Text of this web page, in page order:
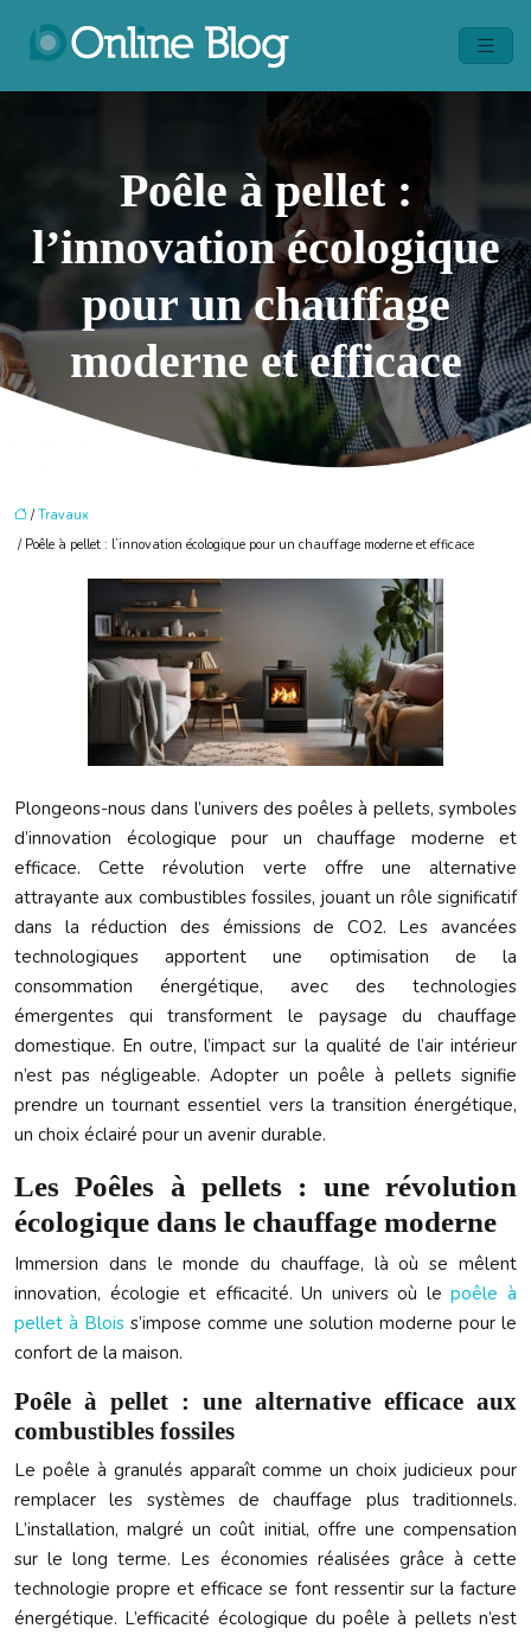
Poêle à pellet :
l’innovation écologique
pour un chauffage
moderne et efficace
/Travaux
/ Poêle à pellet : l’innovation écologique pour un chauffage moderne et efficace
Plongeons-nous dans l’univers des poêles à pellets, symboles
d’innovation écologique pour un chauffage moderne et
efficace. Cette révolution verte offre une alternative
attrayante aux combustibles fossiles, jouant un rôle significatif
dans la réduction des émissions de CO2. Les avancées
technologiques apportent une optimisation de la
consommation énergétique, avec des technologies
émergentes qui transforment le paysage du chauffage
domestique. En outre, l’impact sur la qualité de l’air intérieur
n’est pas négligeable. Adopter un poêle à pellets signifie
prendre un tournant essentiel vers la transition énergétique,
un choix éclairé pour un avenir durable.
Les Poêles à pellets : une révolution
écologique dans le chauffage moderne
Immersion dans le monde du chauffage, là où se mêlent
innovation, écologie et efficacité. Un univers où lepoêle à
pellet à Blois s’impose comme une solution moderne pour le
confort de la maison.
Poêle à pellet : une alternative efficace aux
combustibles fossiles
Le poêle à granulés apparaît comme un choix judicieux pour
remplacer les systèmes de chauffage plus traditionnels.
L’installation, malgré un coût initial, offre une compensation
sur le long terme. Les économies réalisées grâce à cette
technologie propre et efficace se font ressentir sur la facture
énergétique. L’efficacité écologique du poêle à pellets n’est